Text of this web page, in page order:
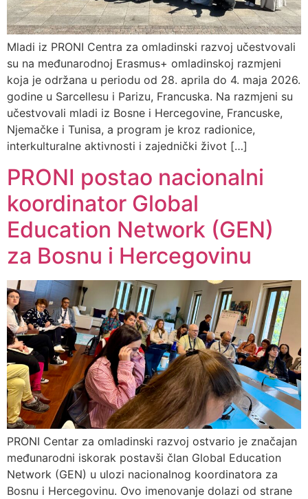
Mladi iz PRONI Centra za omladinski razvoj učestvovali
su na međunarodnoj Erasmus+ omladinskoj razmjeni
koja je održana u periodu od 28. aprila do 4. maja 2026.
godine u Sarcellesu i Parizu, Francuska. Na razmjeni su
učestvovali mladi iz Bosne i Hercegovine, Francuske,
Njemačke i Tunisa, a program je kroz radionice,
interkulturalne aktivnosti i zajednički život […]
PRONI postao nacionalni
koordinator Global
Education Network (GEN)
za Bosnu i Hercegovinu
PRONI Centar za omladinski razvoj ostvario je značajan
međunarodni iskorak postavši član Global Education
Network (GEN) u ulozi nacionalnog koordinatora za
Bosnu i Hercegovinu. Ovo imenovanje dolazi od strane